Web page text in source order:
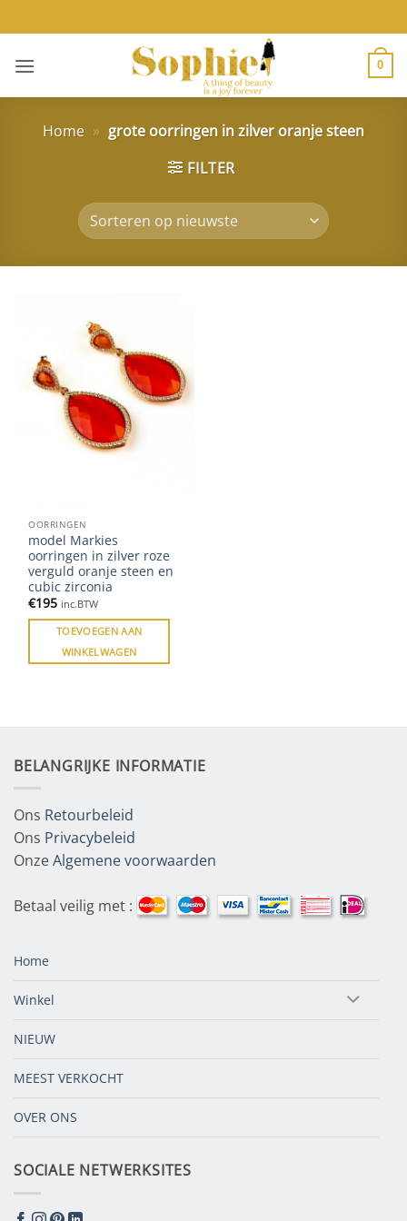
naar
inhoud
0
Home » grote oorringen in zilver oranje steen
FILTER
OORRINGEN
model Markies
oorringen in zilver roze
verguld oranje steen en
cubic zirconia
€195 inc.BTW
TOEVOEGEN AAN
WINKELWAGEN
BELANGRIJKE INFORMATIE
Ons Retourbeleid
Ons Privacybeleid
OnzeAlgemene voorwaarden
Betaal veilig met :
Home
Winkel
NIEUW
MEEST VERKOCHT
OVER ONS
SOCIALE NETWERKSITES